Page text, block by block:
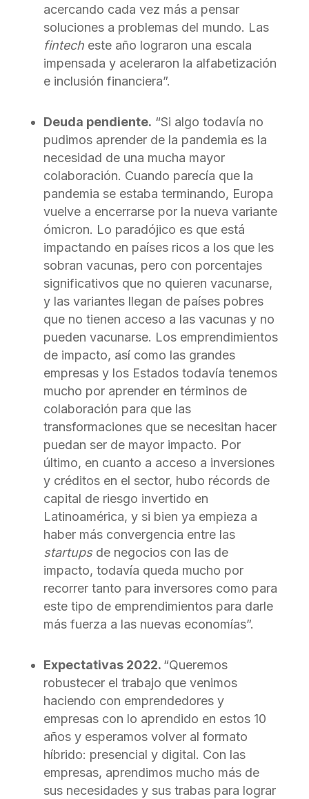
acercando cada vez más a pensar
soluciones a problemas del mundo. Las
fintecheste año lograron una escala
impensada y aceleraron la alfabetización
e inclusión financiera”.
Deuda pendiente. “Si algo todavía no
pudimos aprender de la pandemia es la
necesidad de una mucha mayor
colaboración. Cuando parecía que la
pandemia se estaba terminando, Europa
vuelve a encerrarse por la nueva variante
ómicron. Lo paradójico es que está
impactando en países ricos a los que les
sobran vacunas, pero con porcentajes
significativos que no quieren vacunarse,
y las variantes llegan de países pobres
que no tienen acceso a las vacunas y no
pueden vacunarse. Los emprendimientos
de impacto, así como las grandes
empresas y los Estados todavía tenemos
mucho por aprender en términos de
colaboración para que las
transformaciones que se necesitan hacer
puedan ser de mayor impacto. Por
último, en cuanto a acceso a inversiones
y créditos en el sector, hubo récords de
capital de riesgo invertido en
Latinoamérica, y si bien ya empieza a
haber más convergencia entre las
startupsde negocios con las de
impacto, todavía queda mucho por
recorrer tanto para inversores como para
este tipo de emprendimientos para darle
más fuerza a las nuevas economías”.
Expectativas 2022. “Queremos
robustecer el trabajo que venimos
haciendo con emprendedores y
empresas con lo aprendido en estos 10
años y esperamos volver al formato
híbrido: presencial y digital. Con las
empresas, aprendimos mucho más de
sus necesidades y sus trabas para lograr